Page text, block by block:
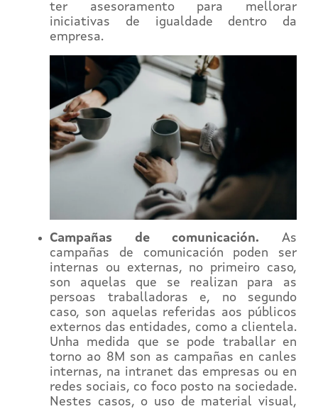
ter asesoramento para mellorar
iniciativas de igualdade dentro da
empresa.
Campañas de comunicación. As
campañas de comunicación poden ser
internas ou externas, no primeiro caso,
son aquelas que se realizan para as
persoas traballadoras e, no segundo
caso, son aquelas referidas aos públicos
externos das entidades, como a clientela.
Unha medida que se pode traballar en
torno ao 8M son as campañas en canles
internas, na intranet das empresas ou en
redes sociais, co foco posto na sociedade.
Nestes casos, o uso de material visual,